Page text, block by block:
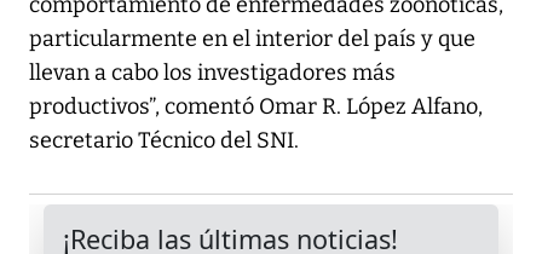
particularmente en el interior del país y que
llevan a cabo los investigadores más
productivos”, comentó Omar R. López Alfano,
secretario Técnico del SNI.